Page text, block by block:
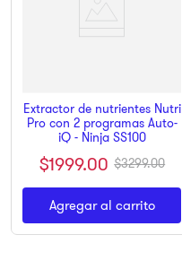
Extractor de nutrientes Nutri
Pro con 2 programas Auto-
iQ - Ninja SS100
$1999.00 $3299.00
Agregar al carrito